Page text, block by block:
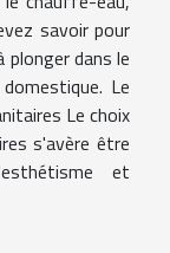
savoir pour
plonger dans le
Le
Le choix
s'avère être
et